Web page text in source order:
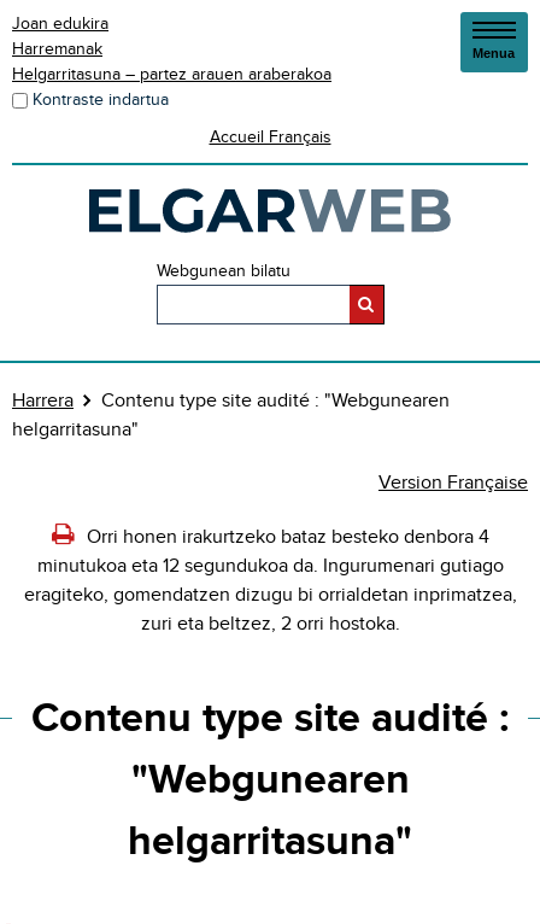
Joan edukira
Harremanak
Helgarritasuna – partez arauen araberakoa
Kontraste indartua
Accueil Français
Webgunean bilatu
Menua
Harrera
Contenu type site audité : "Webgunearen
helgarritasuna"
Version Française
Orri honen irakurtzeko bataz besteko denbora 4
minutukoa eta 12 segundukoa da. Ingurumenari gutiago
eragiteko, gomendatzen dizugu bi orrialdetan inprimatzea,
zuri eta beltzez, 2 orri hostoka.
Contenu type site audité :
"Webgunearen
helgarritasuna"